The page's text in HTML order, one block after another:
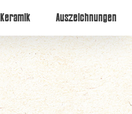
Keramik Auszeichnungen